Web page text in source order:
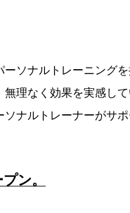
ソナルトレーニング
理なく効果を実感し
ナルトレーナーがサ
ン。